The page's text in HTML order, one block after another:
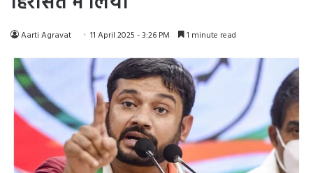
Aarti Agravat 11 April 2025 - 3:26 PM 1 minute read